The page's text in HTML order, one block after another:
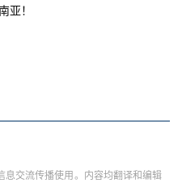
亚！
息交流传播使用。内容均翻译和编辑